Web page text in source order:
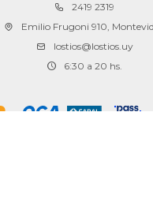
2419 2319
Emilio Frugoni 910,
lostios@lostios.uy
6:30 a 20 hs.